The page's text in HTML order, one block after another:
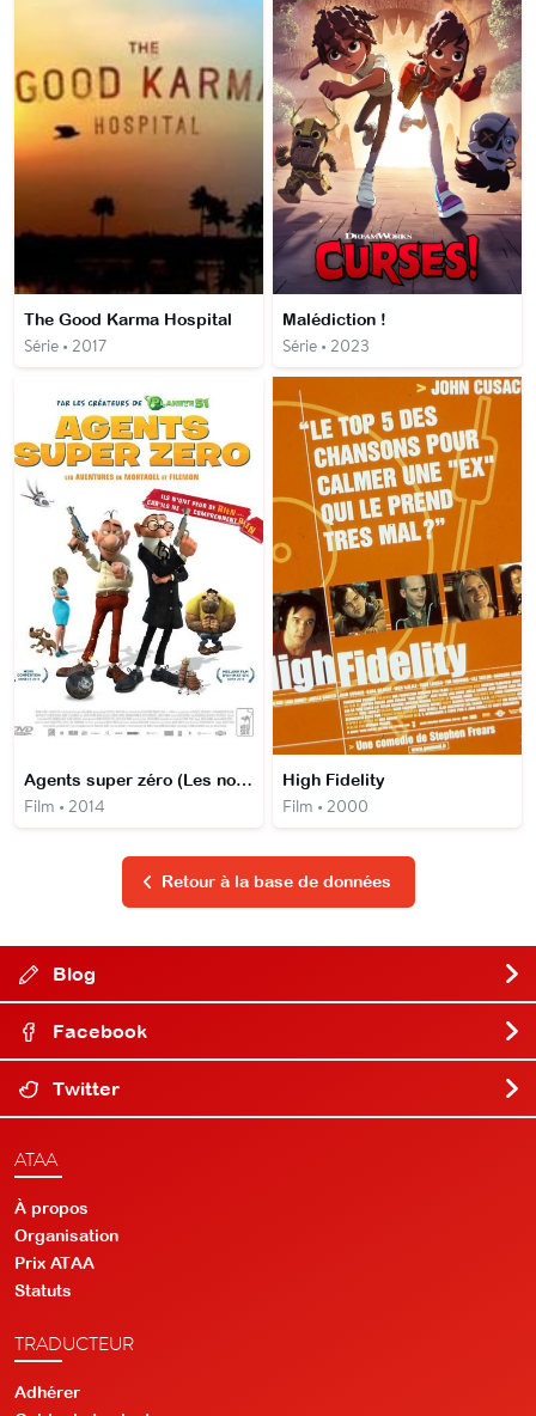
The Good Karma Hospital
Série • 2017
Malédiction !
Série • 2023
Agents super zéro (Les nouvelles aventures de Mortadel et Filemon)
Film • 2014
High Fidelity
Film • 2000
Retour à la base de données
Blog
Facebook
Twitter
ATAA
À propos
Organisation
Prix ATAA
Statuts
TRADUCTEUR
Adhérer